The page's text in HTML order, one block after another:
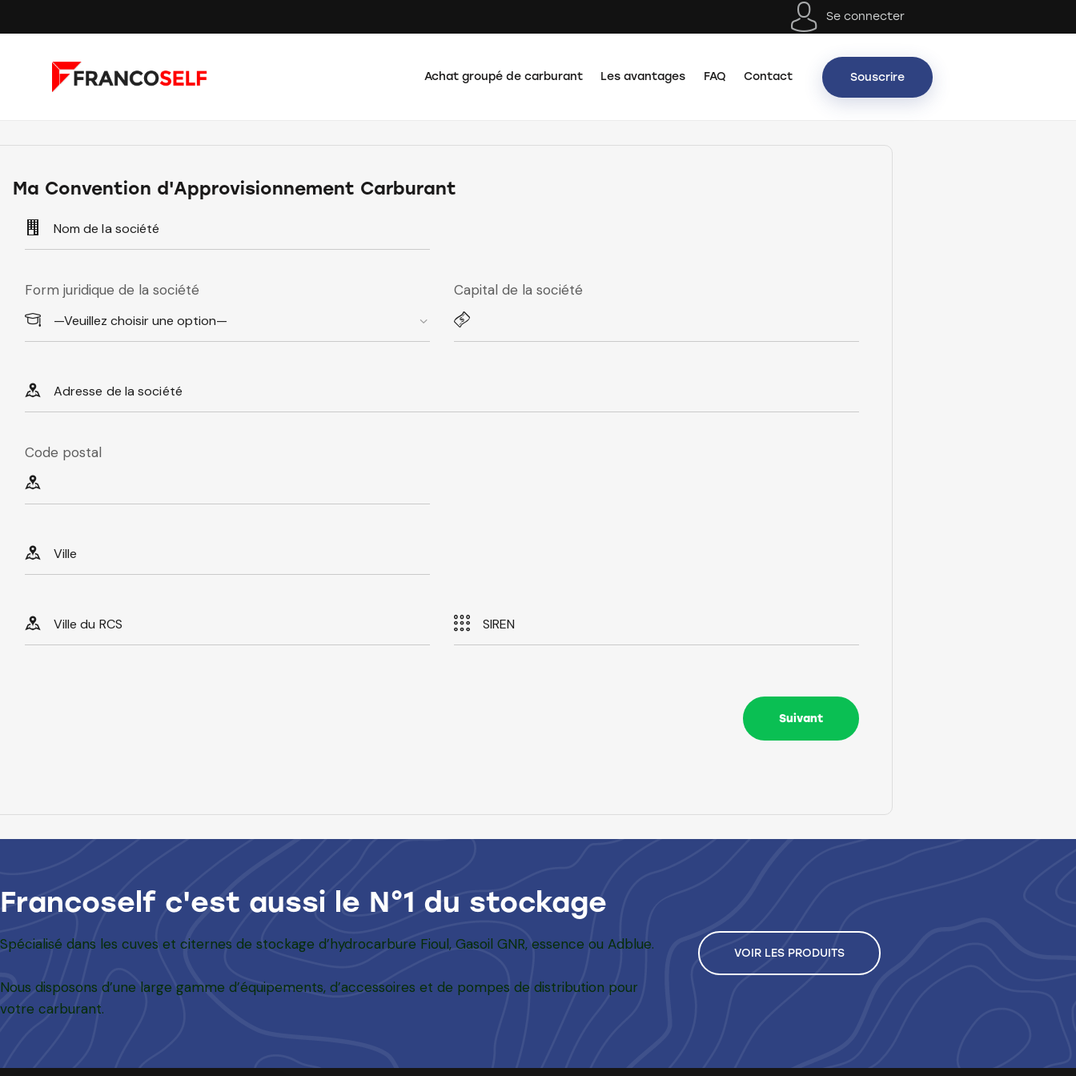
Se connecter
Achat groupé de carburant Les avantages FAQ Contact Souscrire
Ma Convention d'Approvisionnement Carburant
Form juridique de la société Capital de la société
Code postal
Suivant
Francoself c'est aussi le N°1 du stockage
Spécialisé dans les cuves et citernes de stockage d’hydrocarbure Fioul, Gasoil GNR, essence ou Adblue.
Nous disposons d’une large gamme d’équipements, d’accessoires et de pompes de distribution pour
votre carburant.
VOIR LES PRODUITS